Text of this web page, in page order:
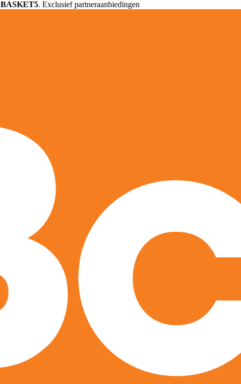
BASKET5. Exclusief partneraanbiedingen